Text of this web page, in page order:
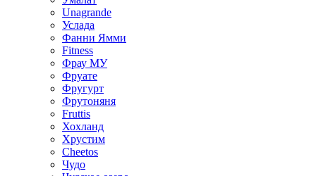
Unagrande
Услада
Фанни Ямми
Fitness
Фрау МУ
Фруате
Фругурт
Фрутоняня
Fruttis
Хохланд
Хрустим
Cheetos
Чудо